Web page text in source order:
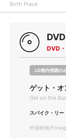
Birth Place
DVD
LD館内視聴の
ゲット・オ
Get on the
スパイク・リー
外国映画/